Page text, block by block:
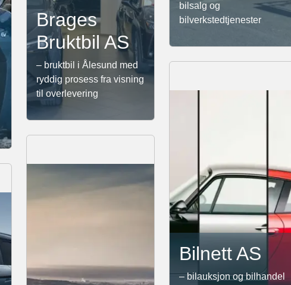
bilsalg og
bilverkstedtjenester
Brages
Bruktbil AS
– bruktbil i Ålesund med
ryddig prosess fra visning
til overlevering
Bilnett AS
– bilauksjon og bilhandel